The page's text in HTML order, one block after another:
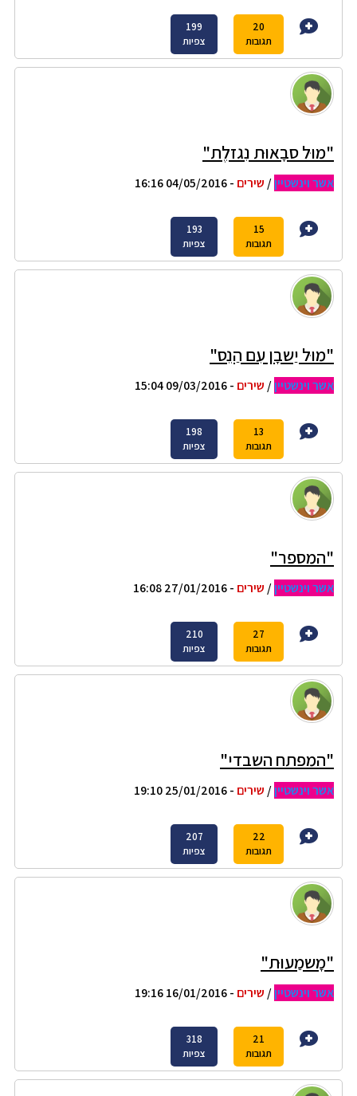
20
תגובות
199
צפיות
"מוּל סבָאוּת נִגזלֶת"
אשר וינשטיין/ שירים - 04/05/2016 16:16
15
תגובות
193
צפיות
"מוּל יַשבָן עִם הַנֵס"
אשר וינשטיין/ שירים - 09/03/2016 15:04
13
תגובות
198
צפיות
"המספר"
אשר וינשטיין/ שירים - 27/01/2016 16:08
27
תגובות
210
צפיות
"המפתח השבדי"
אשר וינשטיין/ שירים - 25/01/2016 19:10
22
תגובות
207
צפיות
"מָשמַעוּת"
אשר וינשטיין/ שירים - 16/01/2016 19:16
21
תגובות
318
צפיות